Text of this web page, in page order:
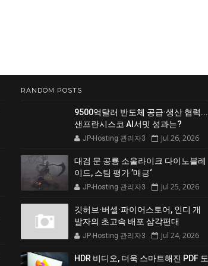
RANDOM POSTS
9500억달러 반도체 공급·생산 협력...
샌프란시스코 AI서밋 성과는?
JP-Hosting 관리자3 Jul 26, 2026
대검 문 공룡 소울라이크 다이노블레
이드, 스팀 평가 ’매긍‘
JP-Hosting 관리자3 Jul 25, 2026
깃허브·버셀·파이어스토어, 인디 개
발자의 초고속 배포 삼각편대
JP-Hosting 관리자3 Jul 24, 2026
HDR 비디오, 더욱 스마트해진 PDF 도